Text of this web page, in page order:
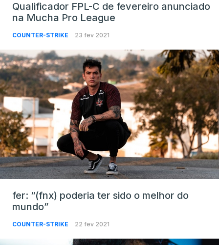
Qualificador FPL-C de fevereiro anunciado
na Mucha Pro League
COUNTER-STRIKE 23 fev 2021
fer: “(fnx) poderia ter sido o melhor do
mundo”
COUNTER-STRIKE 22 fev 2021